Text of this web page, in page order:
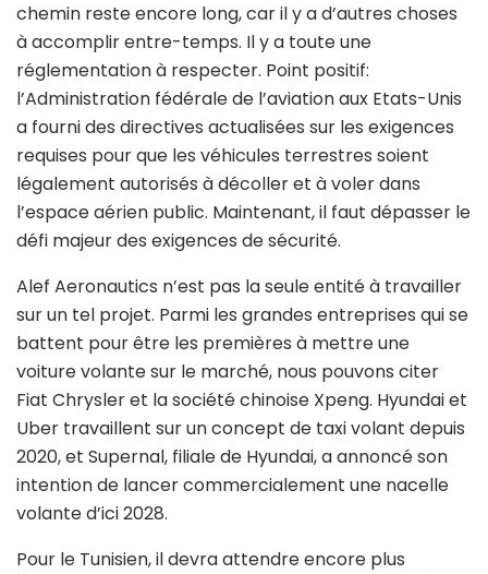
chemin reste encore long, car il y a d’autres choses
à accomplir entre-temps. Il y a toute une
réglementation à respecter. Point positif:
l’Administration fédérale de l’aviation aux Etats-Unis
a fourni des directives actualisées sur les exigences
requises pour que les véhicules terrestres soient
légalement autorisés à décoller et à voler dans
l’espace aérien public. Maintenant, il faut dépasser le
défi majeur des exigences de sécurité.
Alef Aeronautics n’est pas la seule entité à travailler
sur un tel projet. Parmi les grandes entreprises qui se
battent pour être les premières à mettre une
voiture volante sur le marché, nous pouvons citer
Fiat Chrysler et la société chinoise Xpeng. Hyundai et
Uber travaillent sur un concept de taxi volant depuis
2020, et Supernal, filiale de Hyundai, a annoncé son
intention de lancer commercialement une nacelle
volante d’ici 2028.
Pour le Tunisien, il devra attendre encore plus